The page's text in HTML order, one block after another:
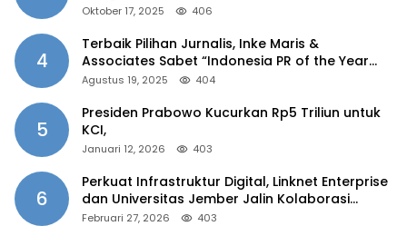
Oktober 17, 2025 406
4
Terbaik Pilihan Jurnalis, Inke Maris &
Associates Sabet “Indonesia PR of the Year
2025”
Agustus 19, 2025 404
5
Presiden Prabowo Kucurkan Rp5 Triliun untuk
KCI,
Januari 12, 2026 403
6
Perkuat Infrastruktur Digital, Linknet Enterprise
dan Universitas Jember Jalin Kolaborasi
Smart Campus Berbasis AI
Februari 27, 2026 403